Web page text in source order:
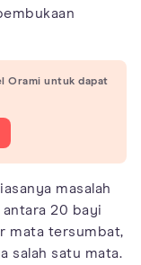
Orami untuk dapat
masalah
20 bayi
mata tersumbat,
salah satu mata.